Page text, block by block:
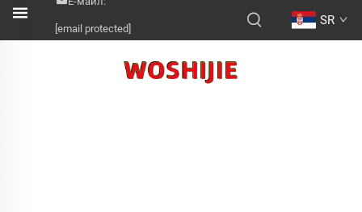
[email protected]
SR